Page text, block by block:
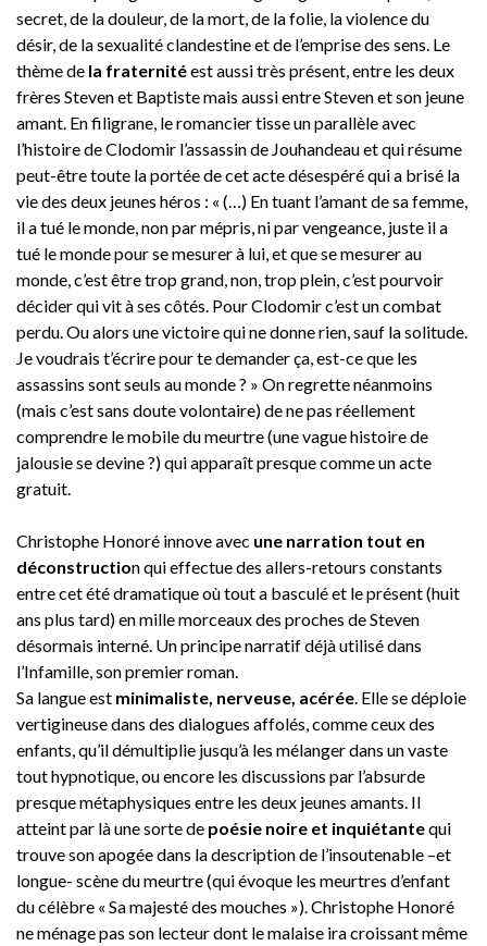
secret, de la douleur, de la mort, de la folie, la violence du
désir, de la sexualité clandestine et de l’emprise des sens. Le
thème de la fraternitéest aussi très présent, entre les deux
frères Steven et Baptiste mais aussi entre Steven et son jeune
amant. En filigrane, le romancier tisse un parallèle avec
l’histoire de Clodomir l’assassin de Jouhandeau et qui résume
peut-être toute la portée de cet acte désespéré qui a brisé la
vie des deux jeunes héros : « (…) En tuant l’amant de sa femme,
il a tué le monde, non par mépris, ni par vengeance, juste il a
tué le monde pour se mesurer à lui, et que se mesurer au
monde, c’est être trop grand, non, trop plein, c’est pourvoir
décider qui vit à ses côtés. Pour Clodomir c’est un combat
perdu. Ou alors une victoire qui ne donne rien, sauf la solitude.
Je voudrais t’écrire pour te demander ça, est-ce que les
assassins sont seuls au monde ? » On regrette néanmoins
(mais c’est sans doute volontaire) de ne pas réellement
comprendre le mobile du meurtre (une vague histoire de
jalousie se devine ?) qui apparaît presque comme un acte
gratuit.
Christophe Honoré innove avec une narration tout en
déconstruction qui effectue des allers-retours constants
entre cet été dramatique où tout a basculé et le présent (huit
ans plus tard) en mille morceaux des proches de Steven
désormais interné. Un principe narratif déjà utilisé dans
l’Infamille, son premier roman.
Sa langue est minimaliste, nerveuse, acérée . Elle se déploie
vertigineuse dans des dialogues affolés, comme ceux des
enfants, qu’il démultiplie jusqu’à les mélanger dans un vaste
tout hypnotique, ou encore les discussions par l’absurde
presque métaphysiques entre les deux jeunes amants. Il
atteint par là une sorte de poésie noire et inquiétantequi
trouve son apogée dans la description de l’insoutenable –et
longue- scène du meurtre (qui évoque les meurtres d’enfant
du célèbre « Sa majesté des mouches »). Christophe Honoré
ne ménage pas son lecteur dont le malaise ira croissant même